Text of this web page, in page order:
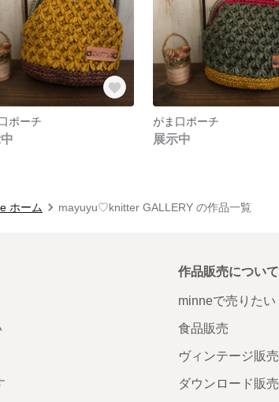
ポーチ がま口ポーチ
展示中
ホーム mayuyu♡knitter GALLERY の作品一覧
作品販売について
minneで売りたい
食品販売
ヴィンテージ販売
ダウンロード販売